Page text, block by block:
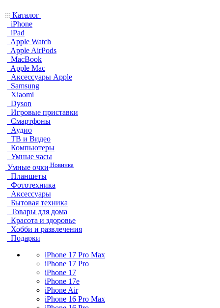
Каталог
iPhone
iPad
Apple Watch
Apple AirPods
MacBook
Apple Mac
Аксессуары Apple
Samsung
Xiaomi
Dyson
Игровые приставки
Смартфоны
Аудио
ТВ и Видео
Компьютеры
Умные часы
Умные очки Новинка
Планшеты
Фототехника
Аксессуары
Бытовая техника
Товары для дома
Красота и здоровье
Хобби и развлечения
Подарки
iPhone 17 Pro Max
iPhone 17 Pro
iPhone 17
iPhone 17e
iPhone Air
iPhone 16 Pro Max